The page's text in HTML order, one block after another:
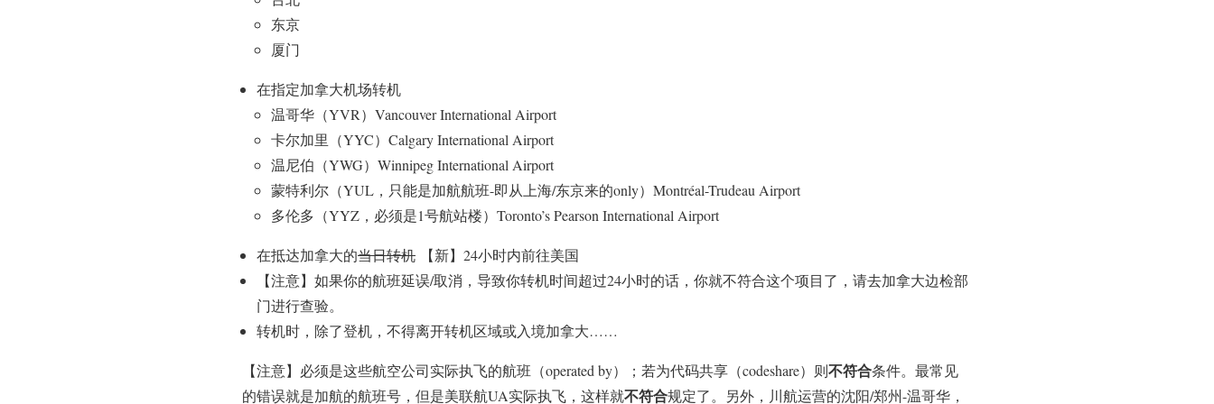
东京
厦门
在指定加拿大机场转机
温哥华（YVR）Vancouver International Airport
卡尔加里（YYC）Calgary International Airport
温尼伯（YWG）Winnipeg International Airport
蒙特利尔（YUL，只能是加航航班-即从上海/东京来的only）Montréal-Trudeau Airport
多伦多（YYZ，必须是1号航站楼）Toronto’s Pearson International Airport
在抵达加拿大的当日转机 【新】24小时内前往美国
【注意】如果你的航班延误/取消，导致你转机时间超过24小时的话，你就不符合这个项目了，请去加拿大边检部
门进行查验。
转机时，除了登机，不得离开转机区域或入境加拿大……
【注意】必须是这些航空公司实际执飞的航班（operated by）；若为代码共享（codeshare）则不符合条件。最常见
的错误就是加航的航班号，但是美联航UA实际执飞，这样就不符合规定了。另外，川航运营的沈阳/郑州-温哥华，